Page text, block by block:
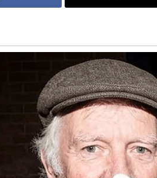
സഹായത്തോടെ
ഈ രഹസ്യബന്ധവും
പുണെയിലെ പ്രമുഖ
വീണ് മരിക്കുന്നത്.
കേതനെ കോട്ടയിലെത്തിച്ച
കൊക്കയിലേക്ക്
ശ്രമിച്ചെങ്കിലും
തെളിവുകളുടെ